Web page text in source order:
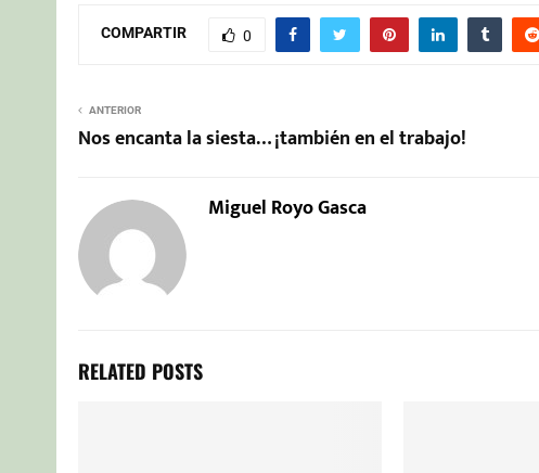
COMPARTIR 0
ANTERIOR
Nos encanta la siesta… ¡también en el trabajo!
Miguel Royo Gasca
RELATED POSTS